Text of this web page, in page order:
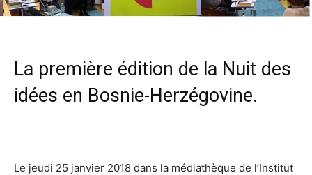
La première édition de la Nuit des
idées en Bosnie-Herzégovine.
Le jeudi 25 janvier 2018 dans la médiathèque de l’Institut